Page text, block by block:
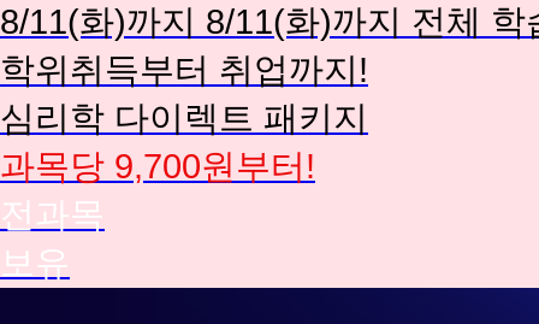
8/11(화)까지 8/11(화)까지 전체 학
학위취득부터 취업까지!
심리학 다이렉트 패키지
과목당 9,700원부터!
전과목
보유